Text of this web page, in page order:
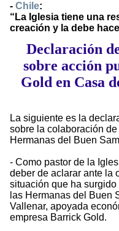
- Chile:
“La Iglesia tiene una
creación y la debe
Declaración
sobre acción
Gold en Casa
La siguiente es la
sobre la colaboración
Hermanas del Buen
- Como pastor de la
deber de aclarar ante la
situación que ha
las Hermanas del Buen
Vallenar, apoyada
empresa Barrick Gold.